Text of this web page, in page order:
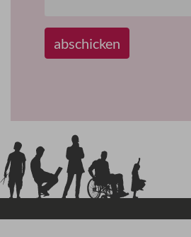
abschicken